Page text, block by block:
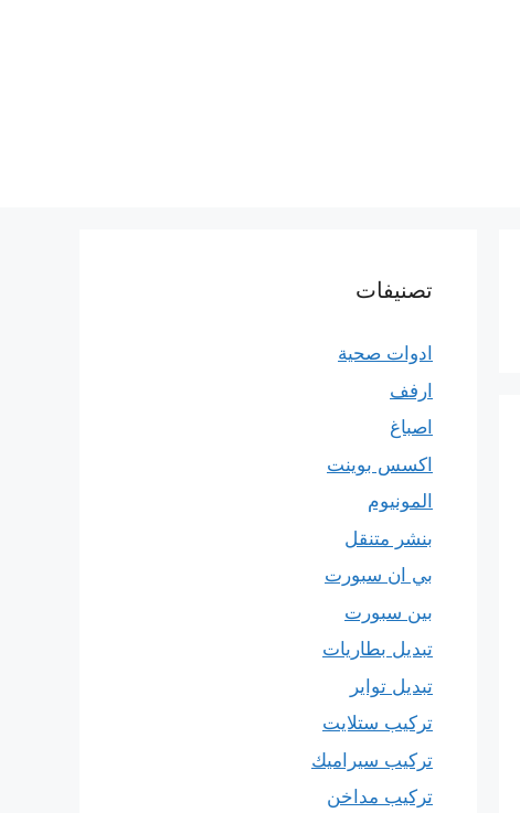
تصنيفات
ادوات صحية
ارفف
اصباغ
اكسس بوينت
المونيوم
بنشر متنقل
بي ان سبورت
بين سبورت
تبديل بطاريات
تبديل تواير
تركيب ستلايت
تركيب سيراميك
تركيب مداخن